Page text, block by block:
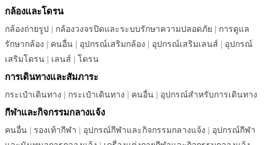
กล้องและโดรน
กล้องถ่ายรูป | กล้องวงจรปิดและระบบรักษาความปลอดภัย | การดูแล
รักษากล้อง | คนอื่น | อุปกรณ์เสริมกล้อง | อุปกรณ์เสริมเลนส์ | อุปกรณ์
เสริมโดรน | เลนส์ | โดรน
การเดินทางและสัมภาระ
กระเป๋าเดินทาง | กระเป๋าเดินทาง | คนอื่น | อุปกรณ์สำหรับการเดินทาง
กีฬาและกิจกรรมกลางแจ้ง
คนอื่น | รองเท้ากีฬา | อุปกรณ์กีฬาและกิจกรรมกลางแจ้ง | อุปกรณ์กีฬา